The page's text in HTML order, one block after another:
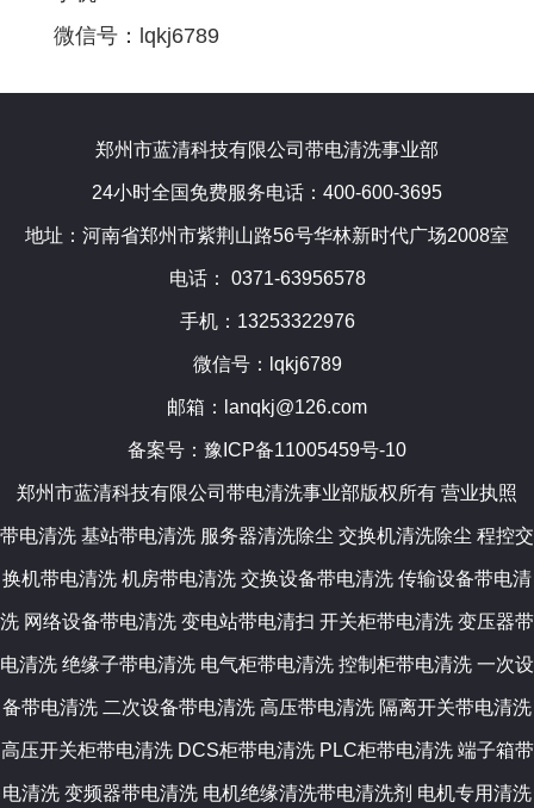
微信号：lqkj6789
郑州市蓝清科技有限公司带电清洗事业部
24小时全国免费服务电话：400-600-3695
地址：河南省郑州市紫荆山路56号华林新时代广场2008室
电话： 0371-63956578
手机：13253322976
微信号：lqkj6789
邮箱：lanqkj@126.com
备案号： 豫ICP备11005459号-10
郑州市蓝清科技有限公司带电清洗事业部版权所有 营业执照
带电清洗 基站带电清洗 服务器清洗除尘 交换机清洗除尘 程控交
换机带电清洗 机房带电清洗 交换设备带电清洗 传输设备带电清
洗 网络设备带电清洗 变电站带电清扫 开关柜带电清洗 变压器带
电清洗 绝缘子带电清洗 电气柜带电清洗 控制柜带电清洗 一次设
备带电清洗 二次设备带电清洗 高压带电清洗 隔离开关带电清洗
高压开关柜带电清洗 DCS柜带电清洗 PLC柜带电清洗 端子箱带
电清洗 变频器带电清洗 电机绝缘清洗带电清洗剂 电机专用清洗